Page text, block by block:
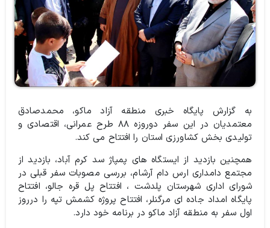
به گزارش پایگاه خبری منطقه آزاد ماکو، محمدصادق
معتمدیان در این سفر دوروزه ۸۸ طرح عمرانی، اقتصادی و
تولیدی بخش کشاورزی استان را افتتاح می کند.
همچنین بازدید از ایستگاه های پمپاژ سد کرم آباد، بازدید از
مجتمع دامداری ارس دام آرشام، بررسی مصوبات سفر قبلی در
شورای اداری شهرستان پلدشت ،‌ افتتاح پل قره جالو، افتتاح
پایگاه امداد جاده ای مرگنلر، افتتاح پروژه کشمش تپه را درروز
اول سفر به منطقه آزاد ماکو در برنامه خود دارد.